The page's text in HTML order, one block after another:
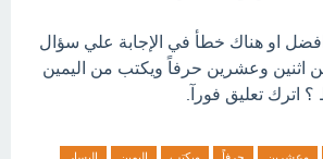
افضل او هناك خطأ في الإجابة علي سؤال
اثنين وعشرين حرفاً ويكتب من اليمين
اترك تعليق فورآ.